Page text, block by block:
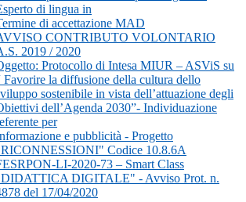
di lingua in
di accettazione MAD
CONTRIBUTO VOLONTARIO
2019 / 2020
Protocollo di Intesa MIUR – ASViS su
Favorire la diffusione della cultura dello
sostenibile in vista dell’attuazione degli
dell’Agenda 2030”- Individuazione
per
e pubblicità - Progetto
Codice 10.8.6A
LI-2020-73 – Smart Class
DIGITALE" - Avviso Prot. n.
del 17/04/2020